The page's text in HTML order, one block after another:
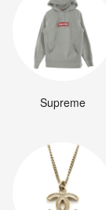
Supreme